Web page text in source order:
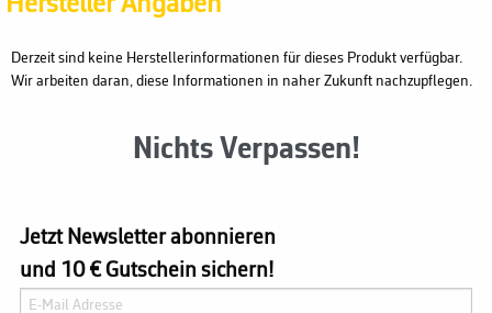
Derzeit sind keine Herstellerinformationen für dieses Produkt verfügbar.
Wir arbeiten daran, diese Informationen in naher Zukunft nachzupflegen.
Nichts Verpassen!
Jetzt Newsletter abonnieren
und 10 € Gutschein sichern!